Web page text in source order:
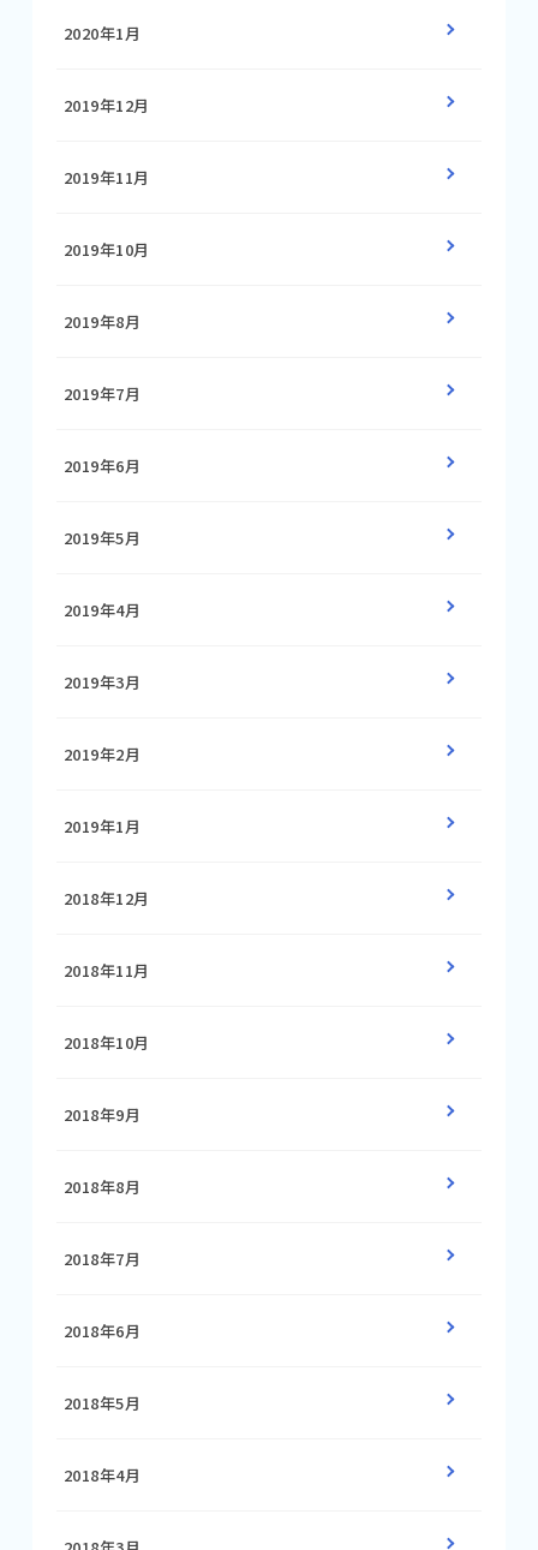
2020年1月
2019年12月
2019年11月
2019年10月
2019年8月
2019年7月
2019年6月
2019年5月
2019年4月
2019年3月
2019年2月
2019年1月
2018年12月
2018年11月
2018年10月
2018年9月
2018年8月
2018年7月
2018年6月
2018年5月
2018年4月